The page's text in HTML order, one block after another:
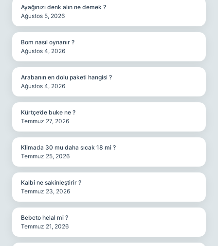
Ayağınızı denk alın ne demek ?
Ağustos 5, 2026
Bom nasıl oynanır ?
Ağustos 4, 2026
Arabanın en dolu paketi hangisi ?
Ağustos 4, 2026
Kürtçe’de buke ne ?
Temmuz 27, 2026
Klimada 30 mu daha sıcak 18 mi ?
Temmuz 25, 2026
Kalbi ne sakinleştirir ?
Temmuz 23, 2026
Bebeto helal mi ?
Temmuz 21, 2026